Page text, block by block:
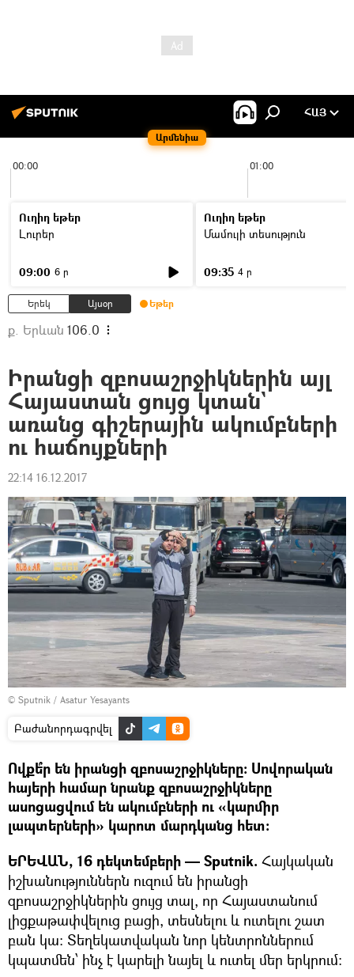
Արմենիա
ՀԱՅ
00:00 01:00
Ուղիղ եթեր
Լուրեր
09:00 6 ր
Ուղիղ եթեր
Մամուլի տեսություն
09:35 4 ր
Երեկ Այսօր Եթեր
ք. Երևան 106.0
Իրանցի զբոսաշրջիկներին այլ
Հայաստան ցույց կտան`
առանց գիշերային ակումբների
ու հաճույքների
22:14 16.12.2017
© Sputnik / Asatur Yesayants
Բաժանորդագրվել
Ովքե՞ր են իրանցի զբոսաշրջիկները։ Սովորական
հայերի համար նրանք զբոսաշրջիկները
ասոցացվում են ակումբների ու «կարմիր
լապտերների» կարոտ մարդկանց հետ։
ԵՐԵՎԱՆ, 16 դեկտեմբերի — Sputnik. Հայկական
իշխանություններն ուզում են իրանցի
զբոսաշրջիկներին ցույց տալ, որ Հայաստանում
լիցքաթափվելուց բացի, տեսնելու և ուտելու շատ
բան կա։ Տեղեկատվական նոր կենտրոններում
կպատմեն՝ ինչ է կարելի նայել և ուտել մեր երկրում։